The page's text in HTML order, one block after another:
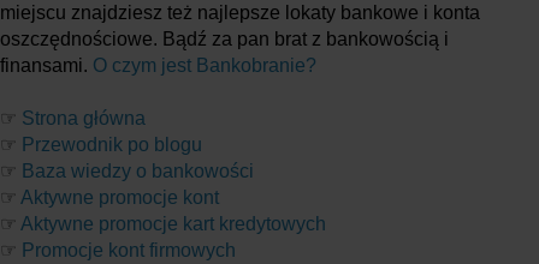
miejscu znajdziesz też najlepsze lokaty bankowe i konta
oszczędnościowe. Bądź za pan brat z bankowością i
finansami. O czym jest Bankobranie?
☞ Strona główna
☞ Przewodnik po blogu
☞ Baza wiedzy o bankowości
☞ Aktywne promocje kont
☞ Aktywne promocje kart kredytowych
☞ Promocje kont firmowych